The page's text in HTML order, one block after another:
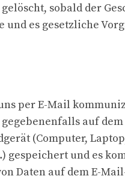
sobald der
und es gesetzliche
per E-Mail
auf dem
(Computer,
gespeichert und es
Daten auf dem E-